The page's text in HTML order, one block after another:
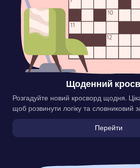
Щоденний
Розгадуйте новий кросворд щодня.
щоб розвинути логіку та словниковий
Перейти